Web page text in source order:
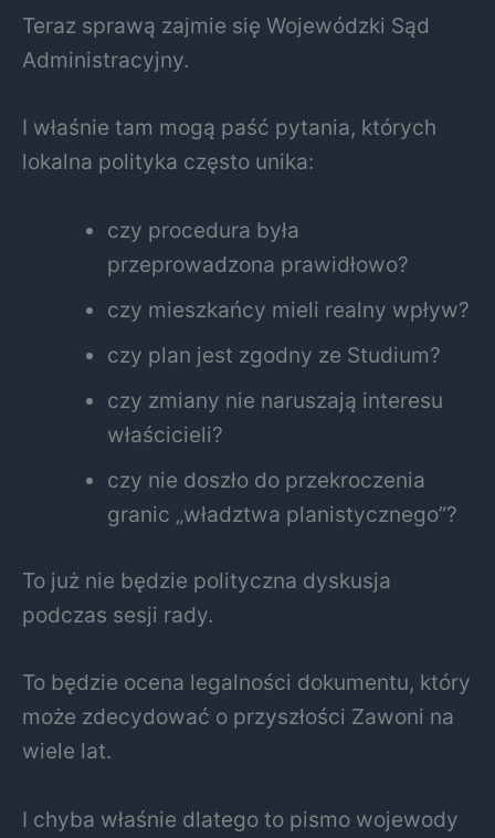
Teraz sprawą zajmie się Wojewódzki Sąd
Administracyjny.
I właśnie tam mogą paść pytania, których
lokalna polityka często unika:
czy procedura była
przeprowadzona prawidłowo?
czy mieszkańcy mieli realny wpływ?
czy plan jest zgodny ze Studium?
czy zmiany nie naruszają interesu
właścicieli?
czy nie doszło do przekroczenia
granic „władztwa planistycznego”?
To już nie będzie polityczna dyskusja
podczas sesji rady.
To będzie ocena legalności dokumentu, który
może zdecydować o przyszłości Zawoni na
wiele lat.
I chyba właśnie dlatego to pismo wojewody